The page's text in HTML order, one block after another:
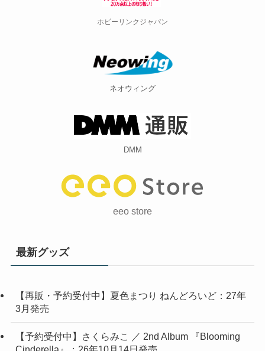
ホビーリンクジャパン
ネオウィング
DMM
eeo store
最新グッズ
【再販・予約受付中】夏色まつり ねんどろいど：27年
3月発売
【予約受付中】さくらみこ ／ 2nd Album 『Blooming